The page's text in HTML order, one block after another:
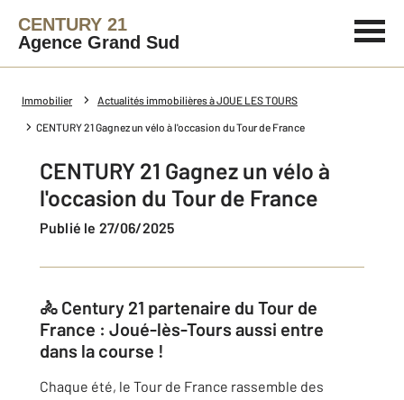
CENTURY 21
Agence Grand Sud
Immobilier Actualités immobilières à JOUE LES TOURS
CENTURY 21 Gagnez un vélo à l'occasion du Tour de France
CENTURY 21 Gagnez un vélo à
l'occasion du Tour de France
Publié le 27/06/2025
🚴 Century 21 partenaire du Tour de
France : Joué-lès-Tours aussi entre
dans la course !
Chaque été, le Tour de France rassemble des